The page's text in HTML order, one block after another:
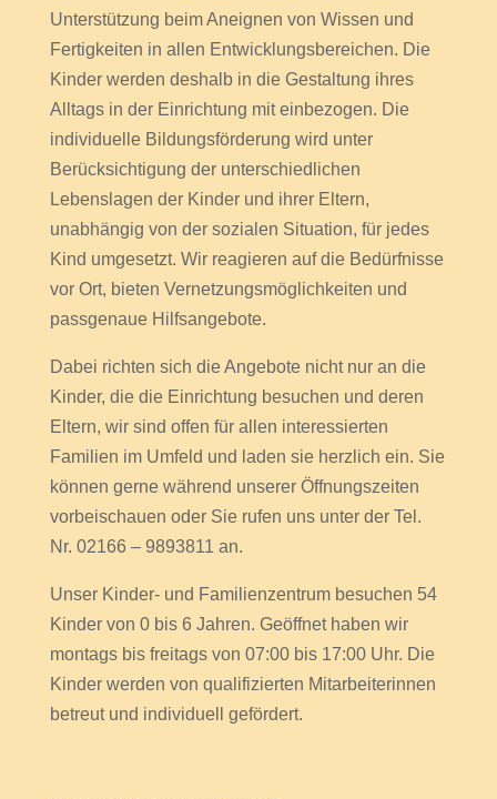
Unterstützung beim Aneignen von Wissen und
Fertigkeiten in allen Entwicklungsbereichen. Die
Kinder werden deshalb in die Gestaltung ihres
Alltags in der Einrichtung mit einbezogen. Die
individuelle Bildungsförderung wird unter
Berücksichtigung der unterschiedlichen
Lebenslagen der Kinder und ihrer Eltern,
unabhängig von der sozialen Situation, für jedes
Kind umgesetzt. Wir reagieren auf die Bedürfnisse
vor Ort, bieten Vernetzungsmöglichkeiten und
passgenaue Hilfsangebote.
Dabei richten sich die Angebote nicht nur an die
Kinder, die die Einrichtung besuchen und deren
Eltern, wir sind offen für allen interessierten
Familien im Umfeld und laden sie herzlich ein. Sie
können gerne während unserer Öffnungszeiten
vorbeischauen oder Sie rufen uns unter der Tel.
Nr. 02166 – 9893811 an.
Unser Kinder- und Familienzentrum besuchen 54
Kinder von 0 bis 6 Jahren. Geöffnet haben wir
montags bis freitags von 07:00 bis 17:00 Uhr. Die
Kinder werden von qualifizierten Mitarbeiterinnen
betreut und individuell gefördert.